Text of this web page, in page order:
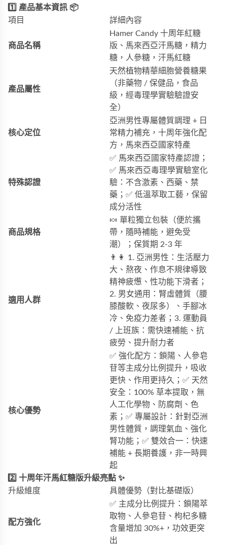
1️⃣ 產品基本資訊 📦
項目
詳細內容
商品名稱
Hamer Candy 十周年紅糖
版、馬來西亞汗馬糖，精力
糖，人參糖，汗馬紅糖
產品屬性
天然植物精華細胞營養糖果
（非藥物 / 保健品，食品
級，經毒理學實驗驗證安
全）
核心定位
亞洲男性專屬體質調理 + 日
常精力補充，十周年強化配
方，馬來西亞國家特產
特殊認證
✅ 馬來西亞國家特產認證；
✅ 馬來西亞毒理學實驗室化
驗：不含激素、西藥、禁
藥；✅ 低溫萃取工藝，保留
成分活性
商品規格
🍬 單粒獨立包裝（便於攜
帶，隨時補能，避免受
潮）；保質期 2-3 年
適用人群
👨👩 1. 亞洲男性：生活壓力
大、熬夜、作息不規律導致
精神疲憊、性功能下滑者；
2. 男女通用：腎虛體質（腰
膝酸軟、夜尿多）、手腳冰
冷、免疫力差者；3. 運動員
/ 上班族：需快速補能、抗
疲勞、提升耐力者
核心優勢
✅ 強化配方：鎖陽、人參皂
苷等主成分比例提升，吸收
更快、作用更持久；✅ 天然
安全：100% 草本提取，無
人工化學物、防腐劑、色
素；✅ 專屬設計：針對亞洲
男性體質，調理氣血、強化
腎功能；✅ 雙效合一：快速
補能 + 長期養護，非一時興
起
2️⃣ 十周年汗馬紅糖版升級亮點 ✨
升級維度
具體優勢（對比基礎版）
配方強化
✅ 主成分比例提升：鎖陽萃
取物、人參皂苷、枸杞多糖
含量增加 30%+，功效更突
出